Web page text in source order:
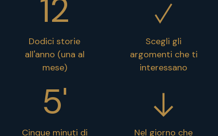
12
Dodici storie
all'anno (una al
mese)
Scegli gli
argomenti che ti
interessano
5'
Cinque minuti di
Nel giorno che